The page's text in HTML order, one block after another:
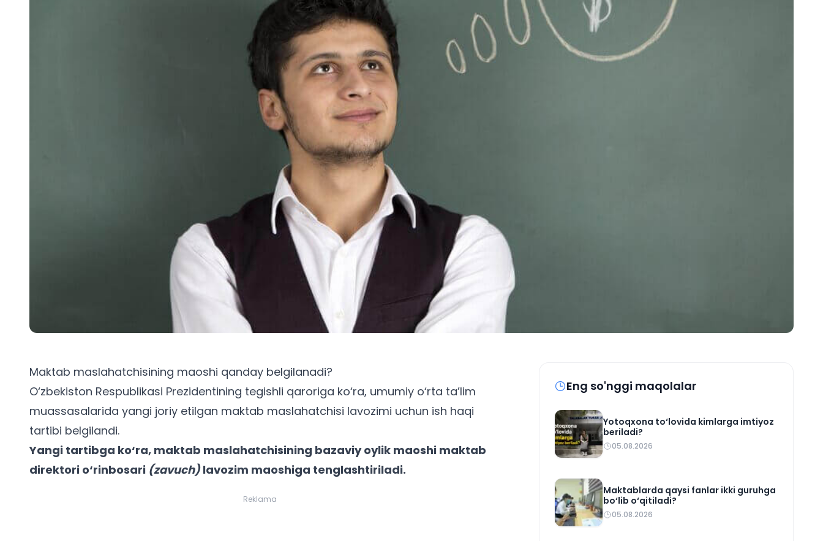
Maktab maslahatchisining maoshi qanday belgilanadi?
O‘zbekiston Respublikasi Prezidentining tegishli qaroriga ko‘ra, umumiy o‘rta ta’lim
muassasalarida yangi joriy etilgan maktab maslahatchisi lavozimi uchun ish haqi
tartibi belgilandi.
Yangi tartibga ko‘ra, maktab maslahatchisining bazaviy oylik maoshi maktab
direktori o‘rinbosari (zavuch) lavozim maoshiga tenglashtiriladi.
Reklama
Eng so'nggi maqolalar
Yotoqxona to‘lovida kimlarga imtiyoz
beriladi?
05.08.2026
Maktablarda qaysi fanlar ikki guruhga
bo‘lib o‘qitiladi?
05.08.2026